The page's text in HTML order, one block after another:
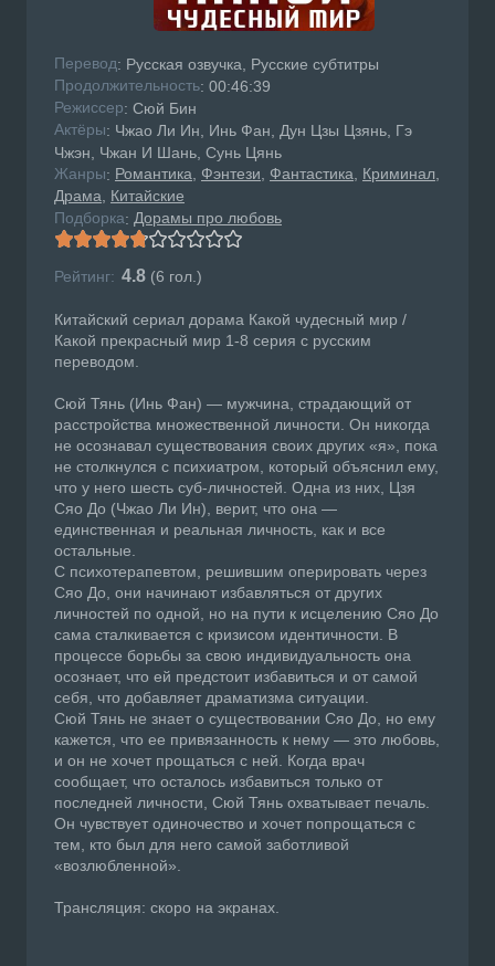
Перевод: Русская озвучка, Русские субтитры
Продолжительность: 00:46:39
Режисcер: Сюй Бин
Актёры: Чжао Ли Ин, Инь Фан, Дун Цзы Цзянь, Гэ
Чжэн, Чжан И Шань, Сунь Цянь
Жанры: Романтика Фэнтези Фантастика Криминал
Драма Китайские
Подборка: Дорамы про любовь
Рейтинг: 4.8 (6 гол.)
Китайский сериал дорама Какой чудесный мир /
Какой прекрасный мир 1-8 серия с русским
переводом.
Сюй Тянь (Инь Фан) — мужчина, страдающий от
расстройства множественной личности. Он никогда
не осознавал существования своих других «я», пока
не столкнулся с психиатром, который объяснил ему,
что у него шесть суб-личностей. Одна из них, Цзя
Сяо До (Чжао Ли Ин), верит, что она —
единственная и реальная личность, как и все
остальные.
С психотерапевтом, решившим оперировать через
Сяо До, они начинают избавляться от других
личностей по одной, но на пути к исцелению Сяо До
сама сталкивается с кризисом идентичности. В
процессе борьбы за свою индивидуальность она
осознает, что ей предстоит избавиться и от самой
себя, что добавляет драматизма ситуации.
Сюй Тянь не знает о существовании Сяо До, но ему
кажется, что ее привязанность к нему — это любовь,
и он не хочет прощаться с ней. Когда врач
сообщает, что осталось избавиться только от
последней личности, Сюй Тянь охватывает печаль.
Он чувствует одиночество и хочет попрощаться с
тем, кто был для него самой заботливой
«возлюбленной».
Трансляция: скоро на экранах.